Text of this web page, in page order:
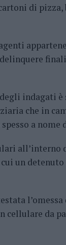
di pizza,
indagati
che in
a nome
all’interno
un
cellulare da